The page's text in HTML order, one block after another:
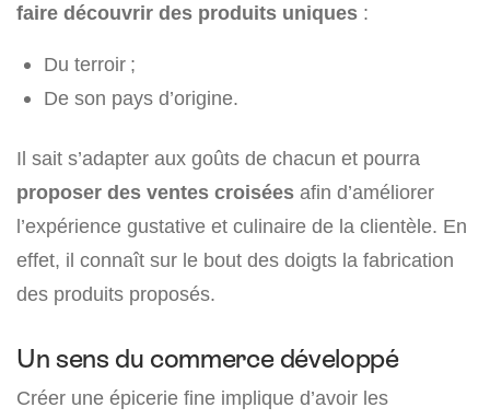
faire découvrir des produits uniques :
Du terroir ;
De son pays d’origine.
Il sait s’adapter aux goûts de chacun et pourra
proposer des ventes croisées afin d’améliorer
l’expérience gustative et culinaire de la clientèle. En
effet, il connaît sur le bout des doigts la fabrication
des produits proposés.
Un sens du commerce développé
Créer une épicerie fine implique d’avoir les